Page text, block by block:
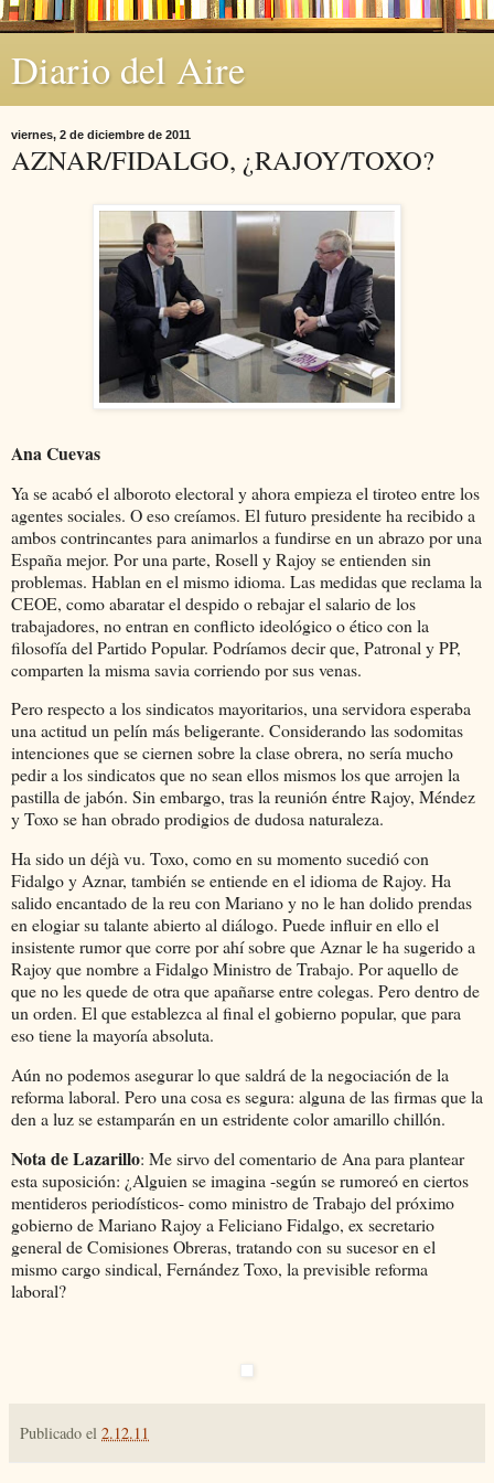
Diario del Aire
viernes, 2 de diciembre de 2011
AZNAR/FIDALGO, ¿RAJOY/TOXO?
Ana Cuevas
Ya se acabó el alboroto electoral y ahora empieza el tiroteo entre los
agentes sociales. O eso creíamos. El futuro presidente ha recibido a
ambos contrincantes para animarlos a fundirse en un abrazo por una
España mejor. Por una parte, Rosell y Rajoy se entienden sin
problemas. Hablan en el mismo idioma. Las medidas que reclama la
CEOE, como abaratar el despido o rebajar el salario de los
trabajadores, no entran en conflicto ideológico o ético con la
filosofía del Partido Popular. Podríamos decir que, Patronal y PP,
comparten la misma savia corriendo por sus venas.
Pero respecto a los sindicatos mayoritarios, una servidora esperaba
una actitud un pelín más beligerante. Considerando las sodomitas
intenciones que se ciernen sobre la clase obrera, no sería mucho
pedir a los sindicatos que no sean ellos mismos los que arrojen la
pastilla de jabón. Sin embargo, tras la reunión éntre Rajoy, Méndez
y Toxo se han obrado prodigios de dudosa naturaleza.
Ha sido un déjà vu. Toxo, como en su momento sucedió con
Fidalgo y Aznar, también se entiende en el idioma de Rajoy. Ha
salido encantado de la reu con Mariano y no le han dolido prendas
en elogiar su talante abierto al diálogo. Puede influir en ello el
insistente rumor que corre por ahí sobre que Aznar le ha sugerido a
Rajoy que nombre a Fidalgo Ministro de Trabajo. Por aquello de
que no les quede de otra que apañarse entre colegas. Pero dentro de
un orden. El que establezca al final el gobierno popular, que para
eso tiene la mayoría absoluta.
Aún no podemos asegurar lo que saldrá de la negociación de la
reforma laboral. Pero una cosa es segura: alguna de las firmas que la
den a luz se estamparán en un estridente color amarillo chillón.
Nota de Lazarillo: Me sirvo del comentario de Ana para plantear
esta suposición: ¿Alguien se imagina -según se rumoreó en ciertos
mentideros periodísticos- como ministro de Trabajo del próximo
gobierno de Mariano Rajoy a Feliciano Fidalgo, ex secretario
general de Comisiones Obreras, tratando con su sucesor en el
mismo cargo sindical, Fernández Toxo, la previsible reforma
laboral?
Publicado el 2.12.11